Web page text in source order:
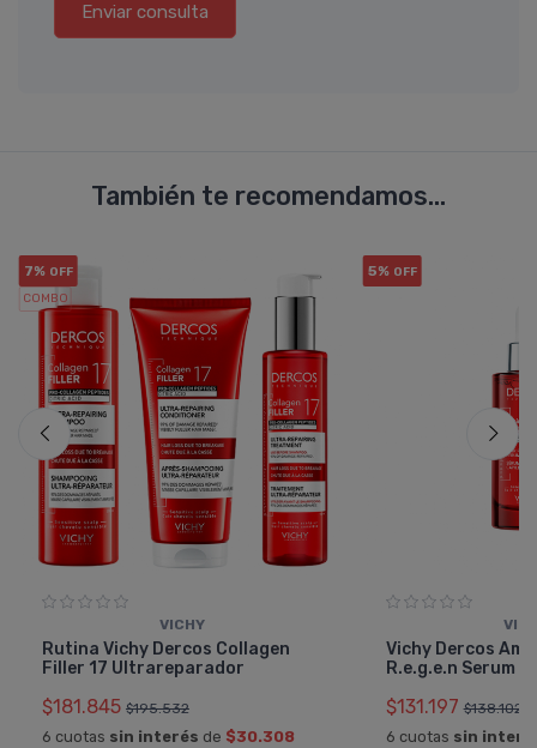
Enviar consulta
También te recomendamos...
7% OFF
COMBO
VICHY
Rutina Vichy Dercos Collagen
Filler 17 Ultrareparador
$181.845 $195.532
6 cuotas sin interés de $30.308
5% OFF
Vichy Dercos
R.e.g.e.n Serum
$131.197 $138.102
6 cuotas sin